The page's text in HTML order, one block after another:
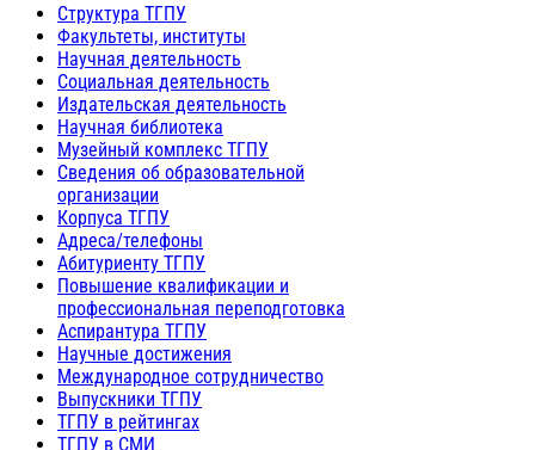
Структура ТГПУ
Факультеты, институты
Научная деятельность
Социальная деятельность
Издательская деятельность
Научная библиотека
Музейный комплекс ТГПУ
Сведения об образовательной
организации
Корпуса ТГПУ
Адреса/телефоны
Абитуриенту ТГПУ
Повышение квалификации и
профессиональная переподготовка
Аспирантура ТГПУ
Научные достижения
Международное сотрудничество
Выпускники ТГПУ
ТГПУ в рейтингах
ТГПУ в СМИ